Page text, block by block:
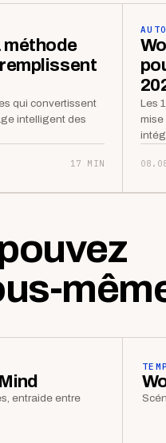
méthode
qui convertissent
intelligent des
17 MIN
Les
mise
entraide entre